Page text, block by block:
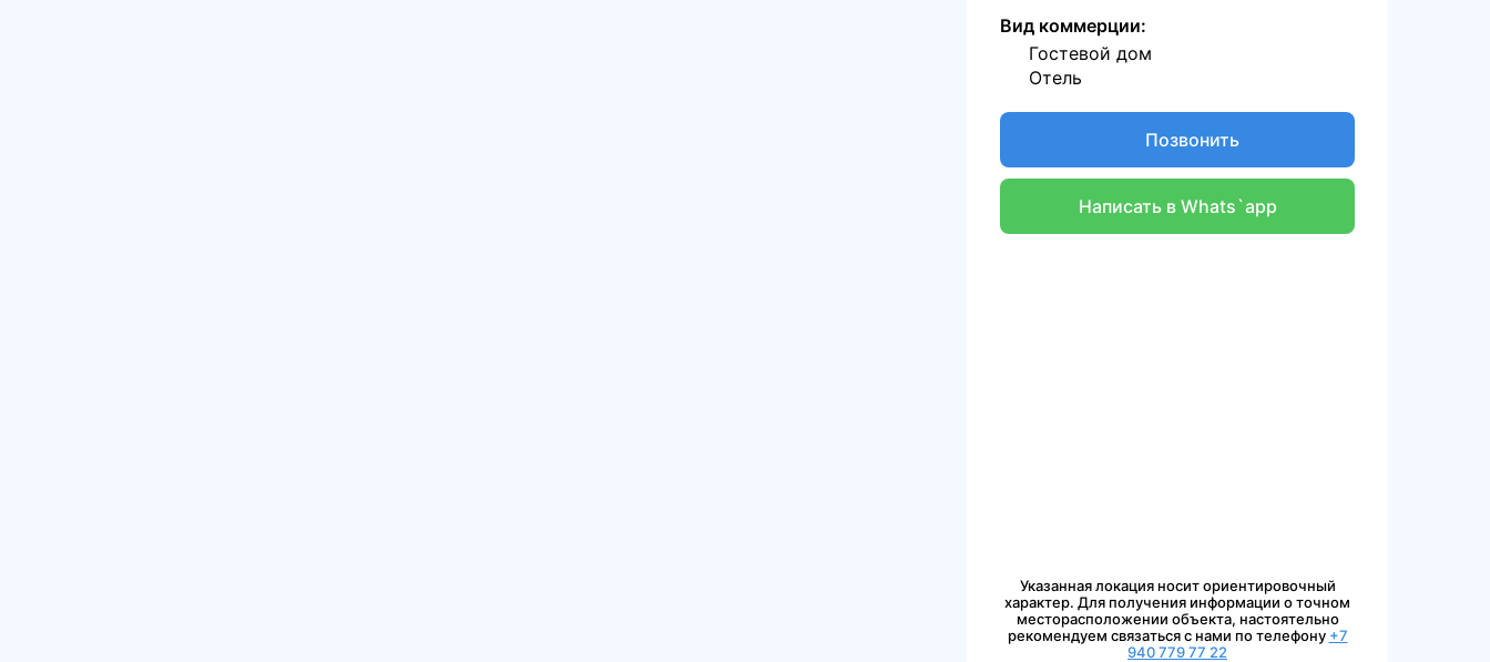
Вид коммерции:
Гостевой дом
Отель
Позвонить
Написать в Whats`app
Указанная локация носит ориентировочный
характер. Для получения информации о точном
месторасположении объекта, настоятельно
рекомендуем связаться с нами по телефону +7
940 779 77 22